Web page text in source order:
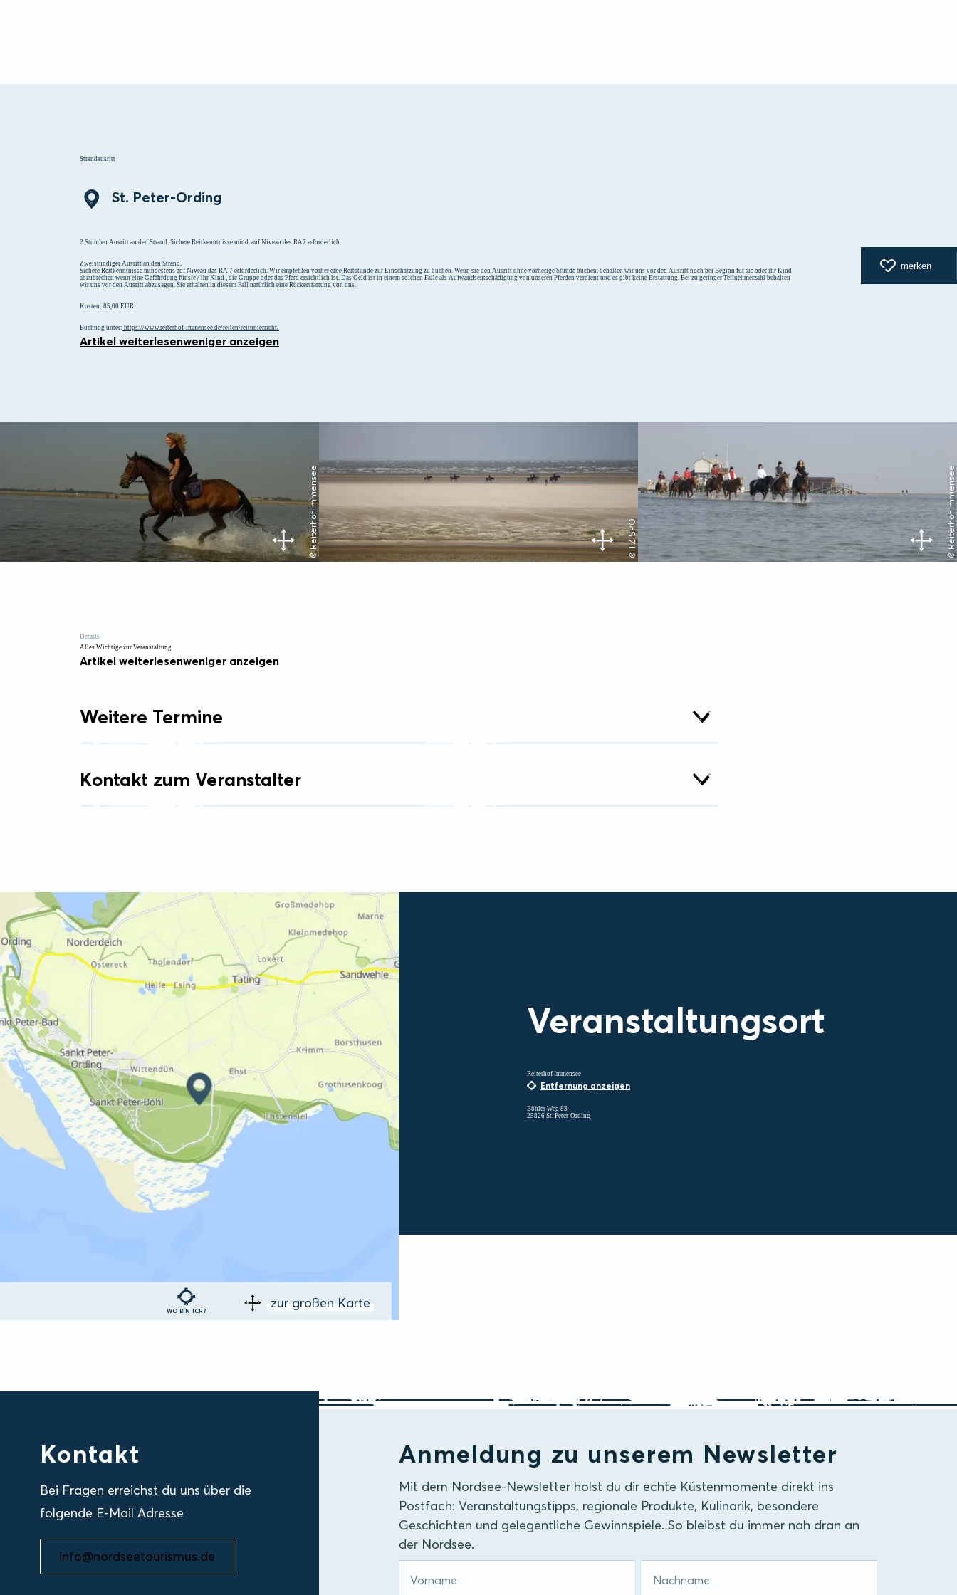
Strandausritt
St. Peter-Ording
2 Stunden Ausritt an den Strand. Sichere Reitkenntnisse mind. auf Niveau des RA7 erforderlich.
Zweistündiger Ausritt an den Strand.
Sichere Reitkenntnisse mindestens auf Niveau das RA 7 erforderlich. Wir empfehlen vorher eine Reitstunde zur Einschätzung zu buchen. Wenn sie den Ausritt ohne vorherige Stunde buchen, behalten wir uns vor den Ausritt noch bei Beginn für sie oder ihr Kind
abzubrechen wenn eine Gefährdung für sie / ihr Kind , die Gruppe oder das Pferd ersichtlich ist. Das Geld ist in einem solchen Falle als Aufwandsentschädigung von unseren Pferden verdient und es gibt keine Erstattung. Bei zu geringer Teilnehmerzahl behalten
wir uns vor den Ausritt abzusagen. Sie erhalten in diesem Fall natürlich eine Rückerstattung von uns.
Kosten: 85,00 EUR.
Buchung unter: https://www.reiterhof-immensee.de/reiten/reitunterricht/
Artikel weiterlesenweniger anzeigen
© Reiterhof Immensee © TZ SPO © Reiterhof Immensee
Details
Alles Wichtige zur Veranstaltung
Artikel weiterlesenweniger anzeigen
Weitere Termine
Kontakt zum Veranstalter
Veranstaltungsort
WO BIN ICH? zur großen Karte
Reiterhof Immensee
Entfernung anzeigen
Böhler Weg 83
25826 St. Peter-Ording
merken
Anmeldung zu unserem Newsletter
Mit dem Nordsee-Newsletter holst du dir echte Küstenmomente direkt ins
Postfach: Veranstaltungstipps, regionale Produkte, Kulinarik, besondere
Geschichten und gelegentliche Gewinnspiele. So bleibst du immer nah dran an
der Nordsee.
Kontakt
Bei Fragen erreichst du uns über die
folgende E-Mail Adresse
info@nordseetourismus.de